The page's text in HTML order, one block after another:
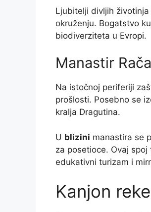
Ljubitelji divljih
okruženju. Bogatstvo
biodiverziteta u Evropi.
Manastir
Na istočnoj periferiji
prošlosti. Posebno se
kralja Dragutina.
U blizini manastira se
za posetioce. Ovaj
edukativni turizam i
Kanjon